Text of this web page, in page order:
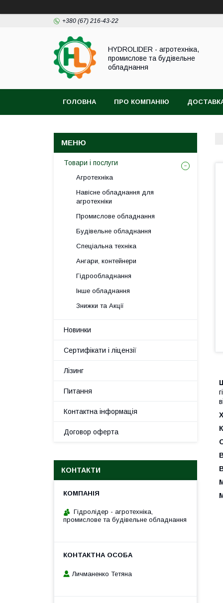
+380 (67) 216-43-22
HYDROLIDER - агротехніка,
промислове та будівельне
обладнання
ГОЛОВНА ПРО КОМПАНІЮ
Товари і послуги
Агротехніка
Навісне обладнання для
агротехніки
Промислове обладнання
Будівельне обладнання
Спеціальна техніка
Ангари, контейнери
Гідрообладнання
Інше обладнання
Знижки та Акції
Новинки
Сертифікати і ліцензії
Лізинг
Питання
Контактна інформація
Договор оферта
КОНТАКТИ
Гідролідер - агротехніка,
промислове та будівельне обладнання
Личманенко Тетяна